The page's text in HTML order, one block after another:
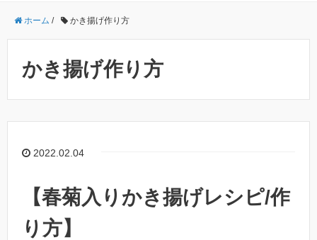
ホーム / かき揚げ作り方
かき揚げ作り方
2022.02.04
【春菊入りかき揚げレシピ/作
り方】